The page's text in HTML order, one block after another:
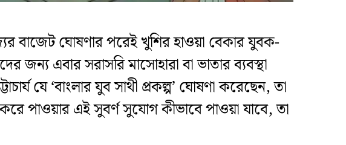
বাজেট ঘোষণার পরেই খুশির হাওয়া বেকার যুবক-
জন্য এবার সরাসরি মাসোহারা বা ভাতার ব্যবস্থা
যে ‘বাংলার যুব সাথী প্রকল্প’ ঘোষণা করেছেন, তা
পাওয়ার এই সুবর্ণ সুযোগ কীভাবে পাওয়া যাবে, তা